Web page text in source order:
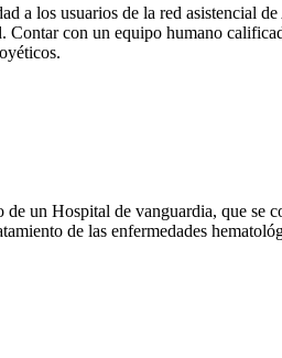
a los usuarios de la red asistencial
Contar con un equipo humano
un Hospital de vanguardia, que se
de las enfermedades